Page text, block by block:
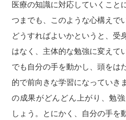
医療の知識に対応していくこと
つまでも、このような心構えで
どうすればよいかというと、受
はなく、主体的な勉強に変えて
でも自分の手を動かし、頭をは
的で前向きな学習になっていき
の成果がどんどん上がり、勉
しょう。とにかく、自分の手を